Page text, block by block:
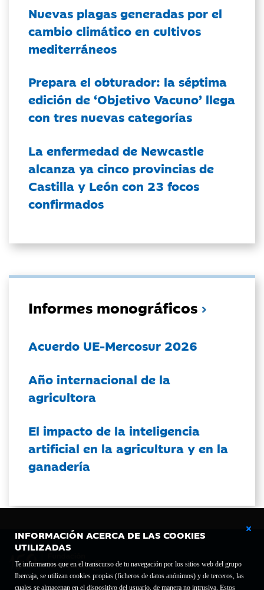
INFORMACIÓN ACERCA DE LAS COOKIES
UTILIZADAS
Te informamos que en el transcurso de tu navegación por los sitios web del grupo
Ibercaja, se utilizan cookies propias (ficheros de datos anónimos) y de terceros, las
cuales se almacenan en el dispositivo del usuario, de manera no intrusiva. Estos
Nuevas plagas generadas por el
cambio climático en cultivos
mediterráneos
Prepara el obturador: la séptima
edición de ‘Objetivo Vacuno’ llega
con tres nuevas categorías
La enfermedad de Newcastle
alcanza ya cinco provincias de
Castilla y León con 23 focos
confirmados
Informes monográficos
Acuerdo UE-Mercosur 2026
Año internacional de la
agricultora
El impacto de la inteligencia
artificial en la agricultura y en la
ganadería